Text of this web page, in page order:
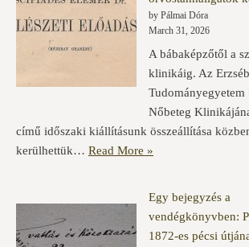
by Pálmai Dóra
March 31, 2026
A bábaképzőtől a
klinikáig. Az
Tudományegyetem
Nőbeteg
című időszaki kiállításunk összeállítása
kerülhettük… Read More »
Egy bejegyzés a
vendégkönyvben:
1872-es pécsi